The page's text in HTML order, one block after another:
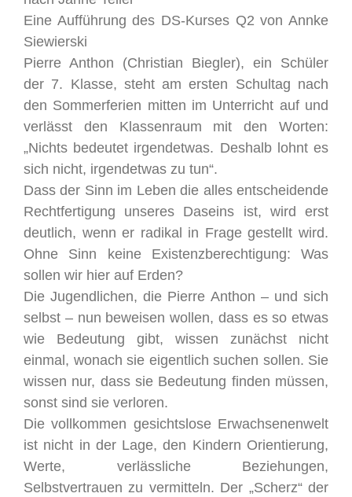
Eine Aufführung des DS-Kurses Q2 von Annke
Siewierski
Pierre Anthon (Christian Biegler), ein Schüler
der 7. Klasse, steht am ersten Schultag nach
den Sommerferien mitten im Unterricht auf und
verlässt den Klassenraum mit den Worten:
„Nichts bedeutet irgendetwas. Deshalb lohnt es
sich nicht, irgendetwas zu tun“.
Dass der Sinn im Leben die alles entscheidende
Rechtfertigung unseres Daseins ist, wird erst
deutlich, wenn er radikal in Frage gestellt wird.
Ohne Sinn keine Existenzberechtigung: Was
sollen wir hier auf Erden?
Die Jugendlichen, die Pierre Anthon – und sich
selbst – nun beweisen wollen, dass es so etwas
wie Bedeutung gibt, wissen zunächst nicht
einmal, wonach sie eigentlich suchen sollen. Sie
wissen nur, dass sie Bedeutung finden müssen,
sonst sind sie verloren.
Die vollkommen gesichtslose Erwachsenenwelt
ist nicht in der Lage, den Kindern Orientierung,
Werte, verlässliche Beziehungen,
Selbstvertrauen zu vermitteln. Der „Scherz“ der